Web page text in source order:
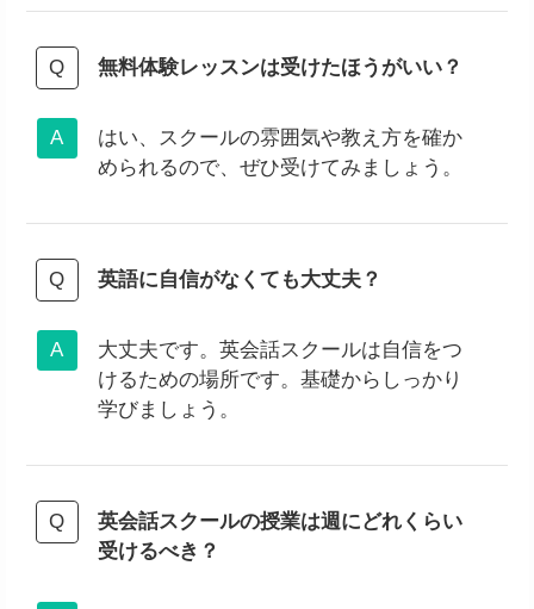
無料体験レッスンは受けたほうがいい？
はい、スクールの雰囲気や教え方を確か
められるので、ぜひ受けてみましょう。
英語に自信がなくても大丈夫？
大丈夫です。英会話スクールは自信をつ
けるための場所です。基礎からしっかり
学びましょう。
英会話スクールの授業は週にどれくらい
受けるべき？